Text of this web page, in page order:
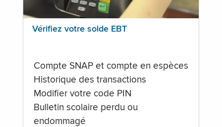
Vérifiez votre solde EBT
Compte SNAP et compte en espèces
Historique des transactions
Modifier votre code PIN
Bulletin scolaire perdu ou
endommagé